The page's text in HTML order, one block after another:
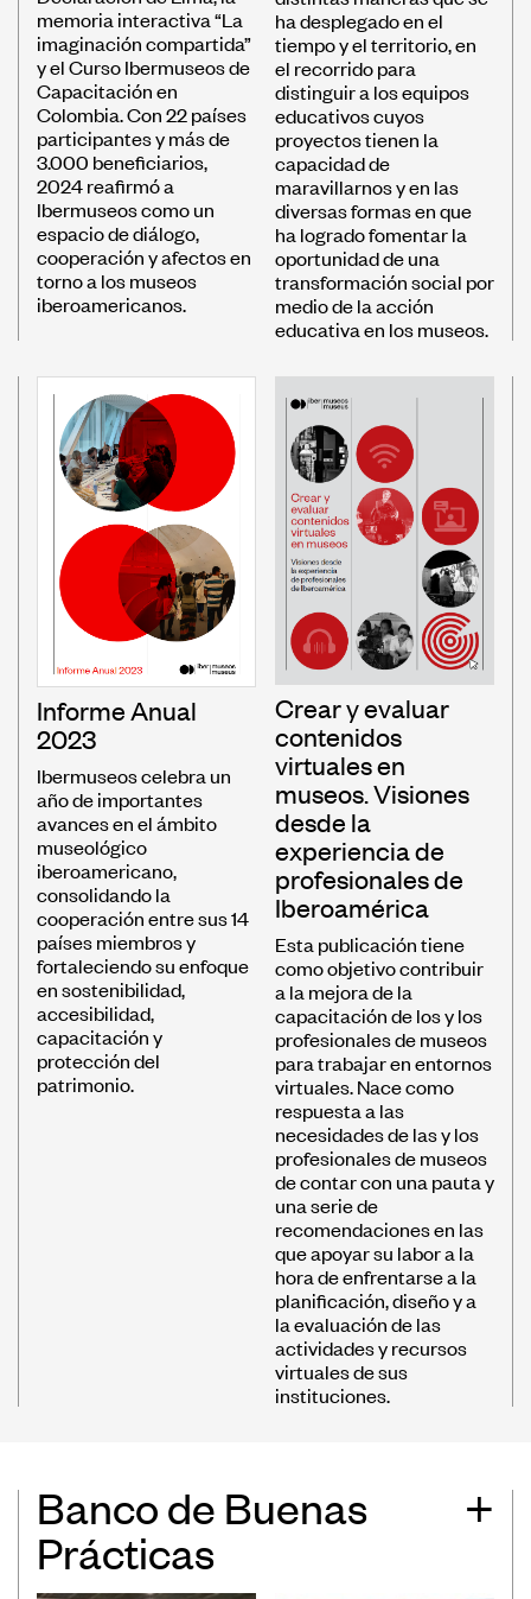
memoria interactiva “La
imaginación compartida”
y el Curso Ibermuseos de
Capacitación en
Colombia. Con 22 países
participantes y más de
3.000 beneficiarios,
2024 reafirmó a
Ibermuseos como un
espacio de diálogo,
cooperación y afectos en
torno a los museos
iberoamericanos.
ha desplegado en el
tiempo y el territorio, en
el recorrido para
distinguir a los equipos
educativos cuyos
proyectos tienen la
capacidad de
maravillarnos y en las
diversas formas en que
ha logrado fomentar la
oportunidad de una
transformación social por
medio de la acción
educativa en los museos.
Informe Anual
2023
Ibermuseos celebra un
año de importantes
avances en el ámbito
museológico
iberoamericano,
consolidando la
cooperación entre sus 14
países miembros y
fortaleciendo su enfoque
en sostenibilidad,
accesibilidad,
capacitación y
protección del
patrimonio.
Crear y evaluar
contenidos
virtuales en
museos. Visiones
desde la
experiencia de
profesionales de
Iberoamérica
Esta publicación tiene
como objetivo contribuir
a la mejora de la
capacitación de los y los
profesionales de museos
para trabajar en entornos
virtuales. Nace como
respuesta a las
necesidades de las y los
profesionales de museos
de contar con una pauta y
una serie de
recomendaciones en las
que apoyar su labor a la
hora de enfrentarse a la
planificación, diseño y a
la evaluación de las
actividades y recursos
virtuales de sus
instituciones.
Banco de Buenas
Prácticas
+